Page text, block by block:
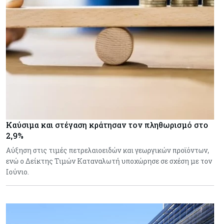
Καύσιμα και στέγαση κράτησαν τον πληθωρισμό στο
2,9%
Αύξηση στις τιμές πετρελαιοειδών και γεωργικών προϊόντων,
ενώ ο Δείκτης Τιμών Καταναλωτή υποχώρησε σε σχέση με τον
Ιούνιο.